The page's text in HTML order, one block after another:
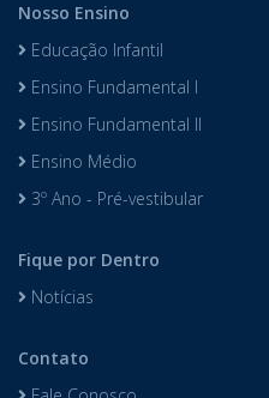
Nosso Ensino
Educação Infantil
Ensino Fundamental I
Ensino Fundamental II
Ensino Médio
3º Ano - Pré-vestibular
Fique por Dentro
Notícias
Contato